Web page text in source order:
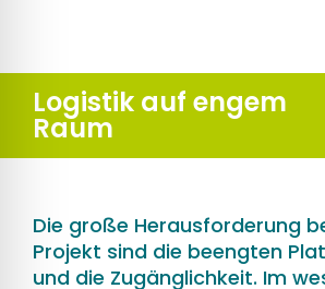
Logistik auf engem
Raum
Die große Herausforderung
Projekt sind die beengten
und die Zugänglichkeit. Im